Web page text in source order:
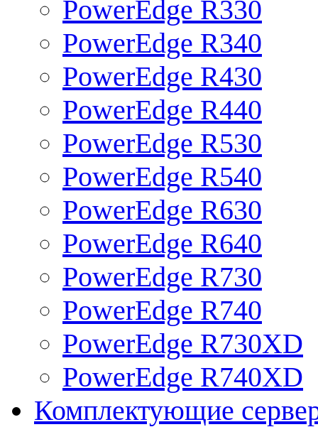
PowerEdge R330
PowerEdge R340
PowerEdge R430
PowerEdge R440
PowerEdge R530
PowerEdge R540
PowerEdge R630
PowerEdge R640
PowerEdge R730
PowerEdge R740
PowerEdge R730XD
PowerEdge R740XD
Комплектующие